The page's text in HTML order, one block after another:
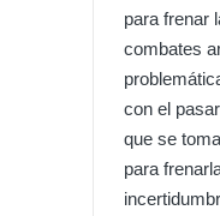
para frenar
combates
con el
que se
para